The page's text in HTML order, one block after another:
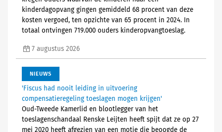
kinderdagopvang gingen gemiddeld 68 procent van deze
kosten vergoed, ten opzichte van 65 procent in 2024. In
totaal ontvingen 719.000 ouders kinderopvangtoeslag.
7 augustus 2026
NIEUWS
'Fiscus had nooit leiding in uitvoering
compensatieregeling toeslagen mogen krijgen'
Oud-Tweede Kamerlid en blootlegger van het
toeslagenschandaal Renske Leijten heeft spijt dat ze op 27
mei 2020 heeft afgezien van een motie die beoogde de